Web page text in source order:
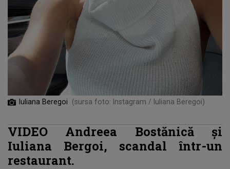
Iuliana Beregoi (sursa foto: Instagram / Iuliana Beregoi)
VIDEO Andreea Bostănică și
Iuliana Bergoi, scandal într-un
restaurant.